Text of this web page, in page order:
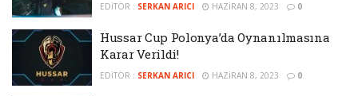
EDITÖR : SERKAN ARICI HAZIRAN 8, 2023 0
Hussar Cup Polonya’da Oynanılmasına
Karar Verildi!
EDITÖR : SERKAN ARICI HAZIRAN 8, 2023 0